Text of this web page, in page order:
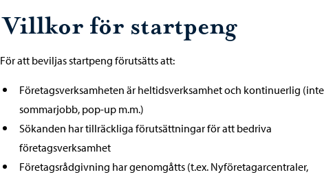
Villkor för startpeng
För att beviljas startpeng förutsätts att:
Företagsverksamheten är heltidsverksamhet och kontinuerlig (inte
sommarjobb, pop-up m.m.)
Sökanden har tillräckliga förutsättningar för att bedriva
företagsverksamhet
Företagsrådgivning har genomgåtts (t.ex. Nyföretagarcentraler,